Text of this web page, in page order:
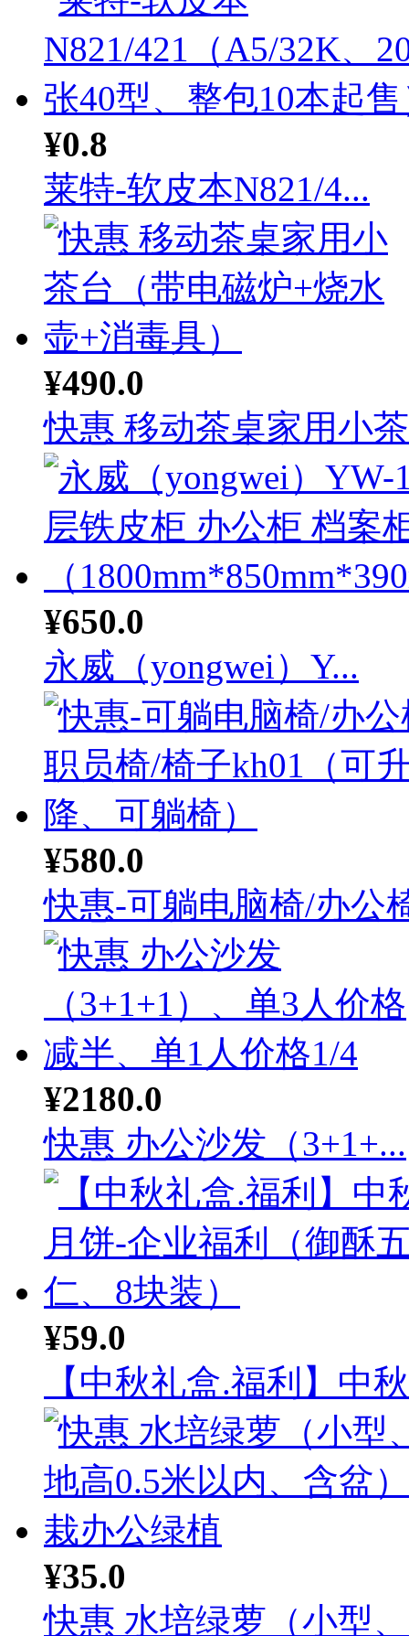
¥0.8
莱特-软皮本N821/4...
¥490.0
快惠 移动茶桌家用小
¥650.0
永威（yongwei）Y...
¥580.0
快惠-可躺电脑椅/办公
¥2180.0
快惠 办公沙发（3+1+...
¥59.0
【中秋礼盒.福利】中
¥35.0
快惠 水培绿萝（小型